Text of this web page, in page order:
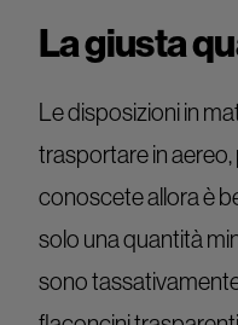
La giusta
Le disposizioni in
trasportare in aereo,
conoscete allora è
solo una quantità
sono